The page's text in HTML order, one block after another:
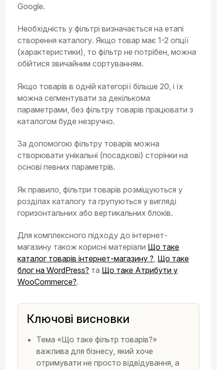
Google.
Необхідність у фільтрі визначається на етапі
створення каталогу. Якщо товар має 1-2 опції
(характеристики), то фільтр не потрібен, можна
обійтися звичайним сортуванням.
Якщо товарів в одній категорії більше 20, і їх
можна сегментувати за декількома
параметрами, без фільтру товарів працювати з
каталогом буде незручно.
За допомогою фільтру товарів можна
створювати унікальні (посадкові) сторінки на
основі певних параметрів.
Як правило, фільтри товарів розміщуються у
розділах каталогу та групуються у вигляді
горизонтальних або вертикальних блоків.
Для комплексного підходу до інтернет-
магазину також корисні матеріали Що таке
каталог товарів інтернет-магазину ?, Що таке
блог на WordPress? та Що таке Атрибути у
WooCommerce?.
Ключові висновки
Тема «Що таке фільтр товарів?»
важлива для бізнесу, який хоче
отримувати не просто відвідування, а